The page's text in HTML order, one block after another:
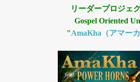
リーダープロジェ
Gospel Oriented
"AmaKha（アマーカ